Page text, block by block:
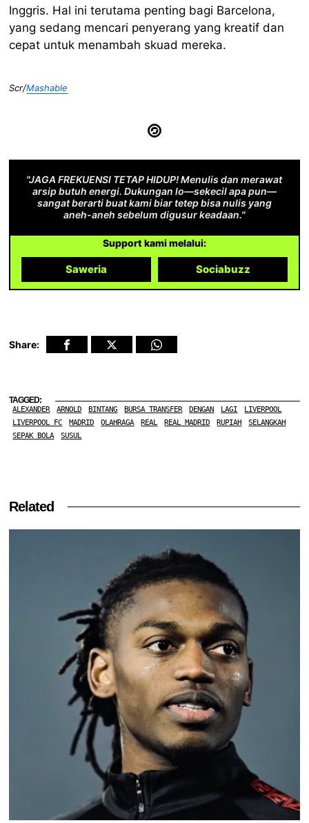
Inggris. Hal ini terutama penting bagi Barcelona, ​​
yang sedang mencari penyerang yang kreatif dan
cepat untuk menambah skuad mereka.
Scr/Mashable
"JAGA FREKUENSI TETAP HIDUP! Menulis dan merawat
arsip butuh energi. Dukungan lo—sekecil apa pun—
sangat berarti buat kami biar tetep bisa nulis yang
aneh-aneh sebelum digusur keadaan."
Support kami melalui:
Saweria Sociabuzz
Share:
TAGGED:
ALEXANDER ARNOLD BINTANG BURSA TRANSFER DENGAN LAGI
LIVERPOOL
LIVERPOOL FC
MADRID OLAHRAGA REAL REAL MADRID RUPIAH
SELANGKAH
SEPAK BOLA
SUSUL
Related